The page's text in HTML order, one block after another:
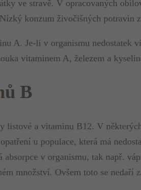
ve stravě. V opracovaných
konzum živočišných potravin
A. Je-li v organismu
vitaminem A, železem a
B
listové a vitaminu B12. V
u populace, která má
v organismu, tak např.
množství. Ovšem toto se